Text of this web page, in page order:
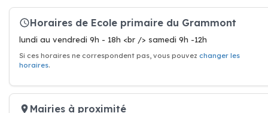
Horaires de Ecole primaire du Grammont
lundi au vendredi 9h - 18h <br /> samedi 9h -12h
Si ces horaires ne correspondent pas, vous pouvez changer les
horaires.
Mairies à proximité